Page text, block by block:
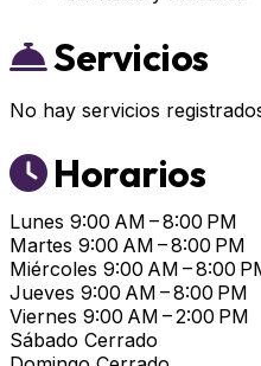
Servicios
No hay servicios
Horarios
Lunes 9:00 AM – 8:00 PM
Martes 9:00 AM – 8:00 PM
Miércoles 9:00 AM – 8:00
Jueves 9:00 AM – 8:00 PM
Viernes 9:00 AM – 2:00 PM
Sábado Cerrado